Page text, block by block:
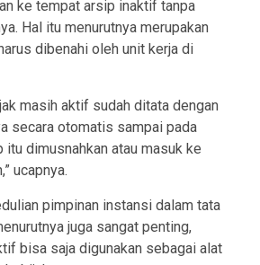
ke tempat arsip inaktif tanpa
Hal itu menurutnya merupakan
dibenahi oleh unit kerja di
masih aktif sudah ditata dengan
secara otomatis sampai pada
itu dimusnahkan atau masuk ke
ucapnya.
pimpinan instansi dalam tata
juga sangat penting,
bisa saja digunakan sebagai alat